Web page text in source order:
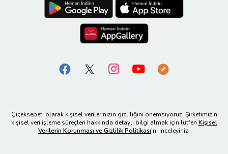
Çiçeksepeti olarak kişisel verilerinizin gizliliğini önemsiyoruz. Şirketimizin
kişisel veri işleme süreçleri hakkında detaylı bilgi almak için lütfen Kişisel
Verilerin Korunması ve Gizlilik Politikası’nı inceleyiniz.